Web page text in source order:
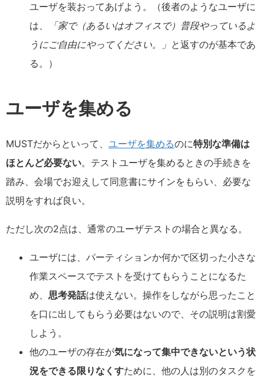
ユーザを装おってあげよう。（後者のようなユーザに
は、
「家で（あるいはオフィスで）普段やっているよ
うにご自由にやってください。」 と返すのが基本であ
る。）
ユーザを集める
MUSTだからといって、 ユーザを集めるのに特別な準備は
ほとんど必要ない。テストユーザを集めるときの手続きを
踏み、会場でお迎えして同意書にサインをもらい、必要な
説明をすれば良い。
ただし次の2点は、通常のユーザテストの場合と異なる。
ユーザには、パーティションか何かで区切った小さな
作業スペースでテストを受けてもらうことになるた
め、 思考発話は使えない。操作をしながら思ったこと
を口に出してもらう必要はないので、その説明は割愛
しよう。
他のユーザの存在が気になって集中できないという状
況をできる限りなくすために、他の人は別のタスクを